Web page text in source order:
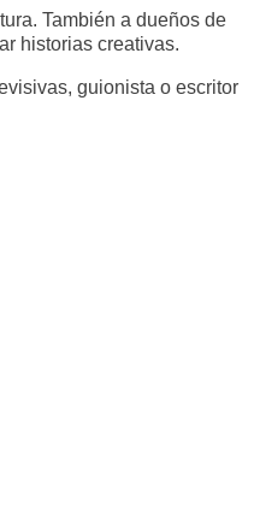
También a dueños de
historias creativas.
guionista o escritor